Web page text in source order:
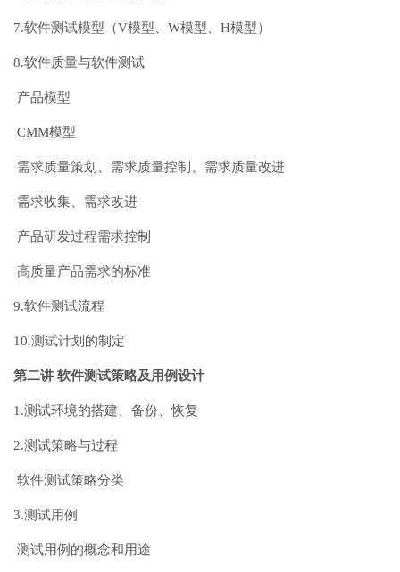
7.软件测试模型（V模型、W模型、H模型）
8.软件质量与软件测试
产品模型
CMM模型
需求质量策划、需求质量控制、需求质量改进
需求收集、需求改进
产品研发过程需求控制
高质量产品需求的标准
9.软件测试流程
10.测试计划的制定
第二讲 软件测试策略及用例设计
1.测试环境的搭建、备份、恢复
2.测试策略与过程
软件测试策略分类
3.测试用例
测试用例的概念和用途